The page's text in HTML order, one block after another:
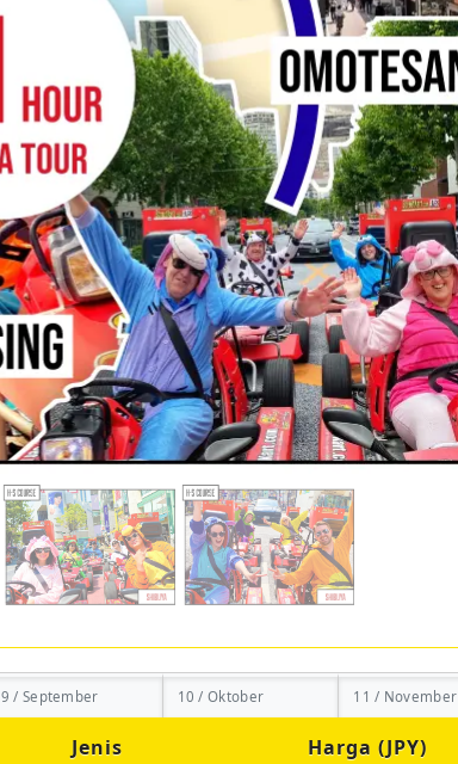
9 / September 10 / Oktober 11 / November
Jenis Harga (JPY)